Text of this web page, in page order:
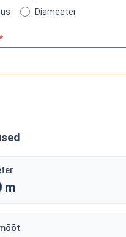
Diameeter
m